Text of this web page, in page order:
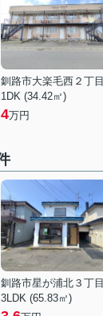
釧路市大楽毛西２丁目
1DK (34.42㎡)
4万円
釧路市星が浦北３丁目
3LDK (65.83㎡)